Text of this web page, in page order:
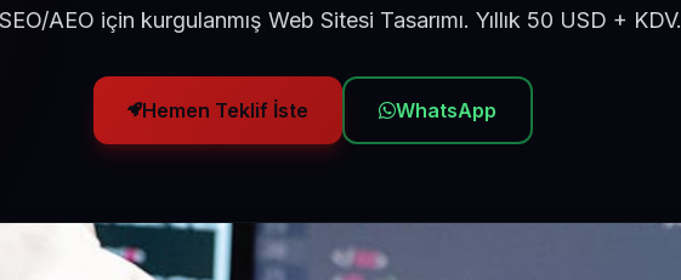
AEO için kurgulanmış Web Sitesi Tasarımı. Yıllık 50 USD + KDV.
Hemen Teklif İste WhatsApp